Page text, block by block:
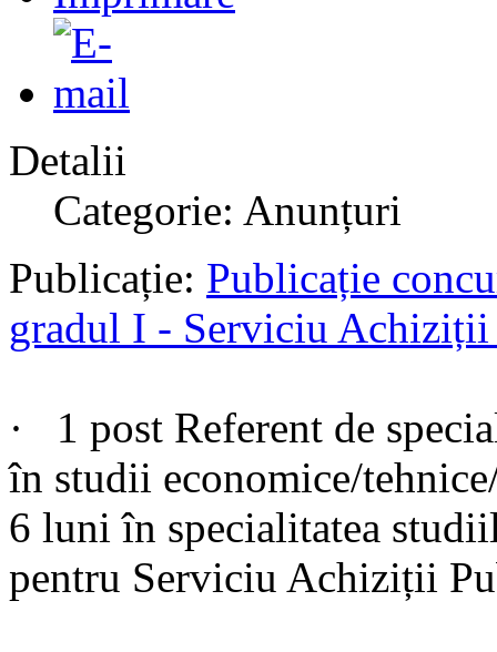
Detalii
Categorie: Anunțuri
Publicație: Publicație
gradul I - Serviciu Achiziții
· 1 post Referent de
în studii economice/
6 luni în specialitatea
pentru Serviciu Achiziții